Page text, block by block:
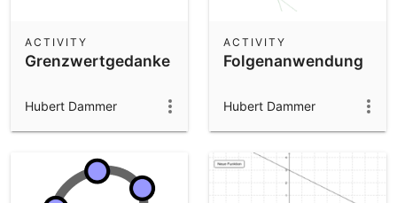
Grenzwertgedanke
ACTIVITY
Hubert Dammer
Folgenanwendung
ACTIVITY
Hubert Dammer